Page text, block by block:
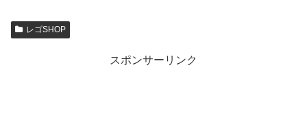
レゴSHOP
スポンサーリンク